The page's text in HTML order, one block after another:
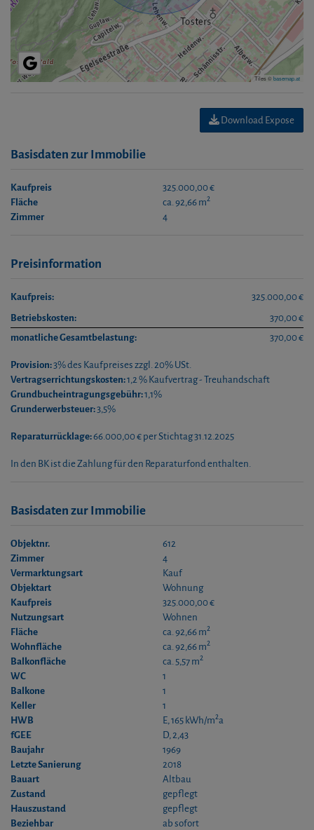
Tiles ©basemap.at
Download Expose
Basisdaten zur Immobilie
Kaufpreis
325.000,00 €
Fläche
ca. 92,66 m2
Zimmer 4
Preisinformation
Kaufpreis:
325.000,00 €
Betriebskosten:
370,00 €
monatliche Gesamtbelastung:
370,00 €
Provision:3% des Kaufpreises zzgl. 20% USt.
Vertragserrichtungskosten:1,2 % Kaufvertrag - Treuhandschaft
Grundbucheintragungsgebühr:1,1%
Grunderwerbsteuer:3,5%
Reparaturrücklage:66.000,00 € per Stichtag 31.12.2025
In den BK ist die Zahlung für den Reparaturfond enthalten.
Basisdaten zur Immobilie
Objektnr.
612
Zimmer
4
Vermarktungsart
Kauf
Objektart
Wohnung
Kaufpreis
325.000,00 €
Nutzungsart
Wohnen
Fläche
ca. 92,66 m2
Wohnfläche ca. 92,66 m2
Balkonfläche ca. 5,57 m2
WC
1
Balkone
1
Keller
1
HWB
E, 165 kWh/m2a
fGEE
D, 2,43
Baujahr
1969
Letzte Sanierung
2018
Bauart
Altbau
Zustand
gepflegt
Hauszustand
gepflegt
Beziehbar
ab sofort